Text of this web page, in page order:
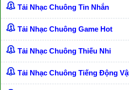
Tải Nhạc Chuông Tin Nhắn
Tải Nhạc Chuông Game Hot
Tải Nhạc Chuông Thiếu Nhi
Tải Nhạc Chuông Tiếng Động